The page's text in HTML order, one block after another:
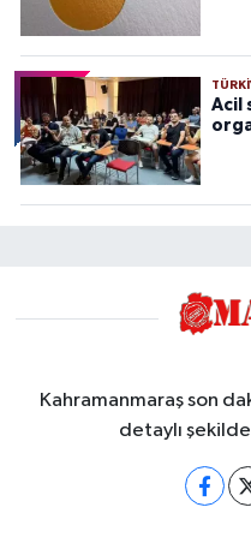
Acil
Kahramanmaraş son
detaylı